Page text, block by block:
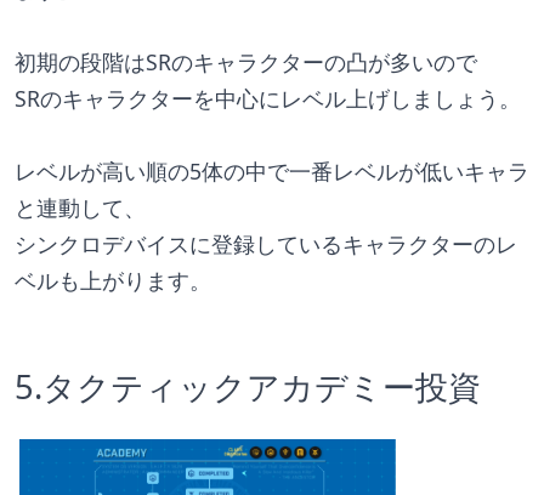
初期の段階はSRのキャラクターの凸が多いので
SRのキャラクターを中心にレベル上げしましょう。
レベルが高い順の5体の中で一番レベルが低いキャラ
と連動して、
シンクロデバイスに登録しているキャラクターのレ
ベルも上がります。
5.タクティックアカデミー投資